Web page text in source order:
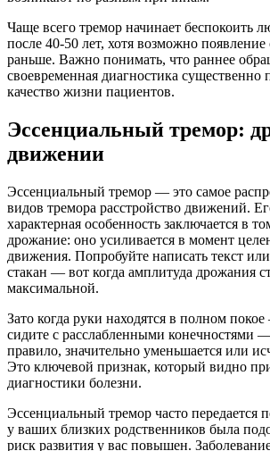
Чаще всего тремор начинает беспокоить
после 40-50 лет, хотя возможно
раньше. Важно понимать, что раннее
своевременная диагностика
качество жизни пациентов.
Эссенциальный тремор:
движении
Эссенциальный тремор — это самое
видов тремора расстройство движений.
характерная особенность заключается в
дрожание: оно усиливается в момент
движения. Попробуйте написать текст
стакан — вот когда амплитуда дрожания
максимальной.
Зато когда руки находятся в полном
сидите с расслабленными конечностями
правило, значительно уменьшается или
Это ключевой признак, который видно
диагностики болезни.
Эссенциальный тремор часто передается
у ваших близких родственников была
риск развития у вас повышен.